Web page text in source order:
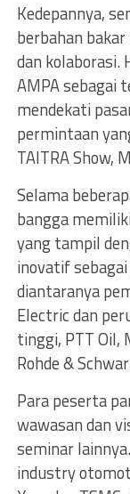
Kedepannya,
berbahan
dan kolaborasi.
AMPA sebagai
mendekati
permintaan
TAITRA Show,
Selama
bangga
yang tampil
inovatif
diantaranya
Electric dan
tinggi, PTT Oil,
Rohde &
Para peserta
wawasan dan
seminar
industry